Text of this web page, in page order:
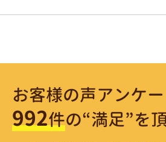
お客様の声アンケ
992件の“満足”を